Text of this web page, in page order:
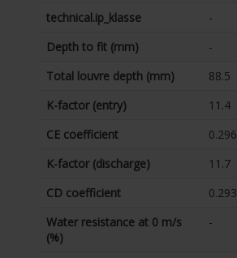
technical.ip_klasse
-
Depth to fit (mm)
-
Total louvre depth (mm)
88.5
K-factor (entry)
11.4
CE coefficient
0.296
K-factor (discharge)
11.7
CD coefficient
0.293
Water resistance at 0 m/s
(%)
-